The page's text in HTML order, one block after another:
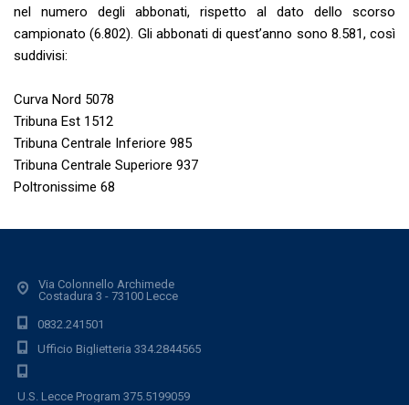
nel numero degli abbonati, rispetto al dato dello scorso
campionato (6.802). Gli abbonati di quest’anno sono 8.581, così
suddivisi:
Curva Nord 5078
Tribuna Est 1512
Tribuna Centrale Inferiore 985
Tribuna Centrale Superiore 937
Poltronissime 68
Via Colonnello Archimede
Costadura 3 - 73100 Lecce
0832.241501
Ufficio Biglietteria 334.2844565
U.S. Lecce Program 375.5199059